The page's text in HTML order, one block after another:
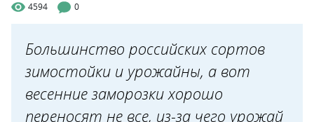
4594 0
Большинство российских сортов
зимостойки и урожайны, а вот
весенние заморозки хорошо
переносят не все, из-за чего урожай